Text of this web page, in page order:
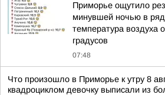
Приморье ощутило
минувшей ночью в
температура воздуха
градусов
07:48
Что произошло в Приморье к утру 8
квадроциклом девочку выписали из